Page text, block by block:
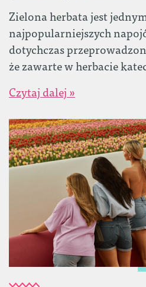
Zielona herbata jest
najpopularniejszych
dotychczas
że zawarte w herbacie
Czytaj dalej »